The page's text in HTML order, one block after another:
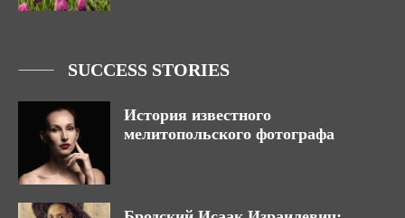
SUCCESS STORIES
История известного
мелитопольского фотографа